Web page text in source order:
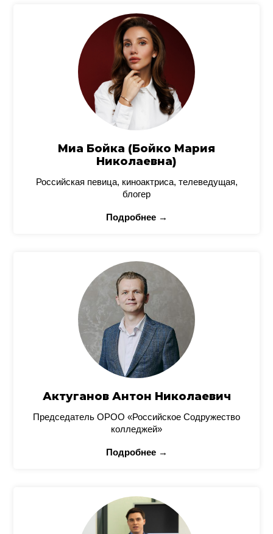
Миа Бойка (Бойко Мария
Николаевна)
Российская певица, киноактриса, телеведущая,
блогер
Подробнее →
Актуганов Антон Николаевич
Председатель ОРОО «Российское Содружество
колледжей»
Подробнее →